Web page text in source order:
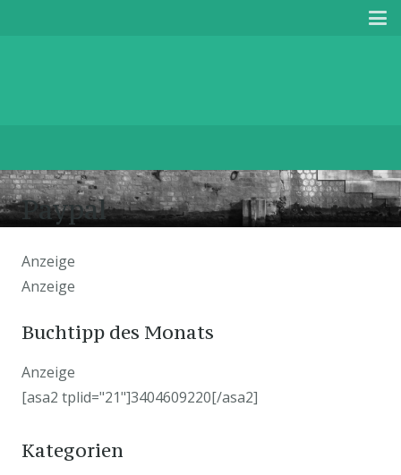
Paypal
Anzeige
Anzeige
Buchtipp des Monats
Anzeige
[asa2 tplid="21"]3404609220[/asa2]
Kategorien